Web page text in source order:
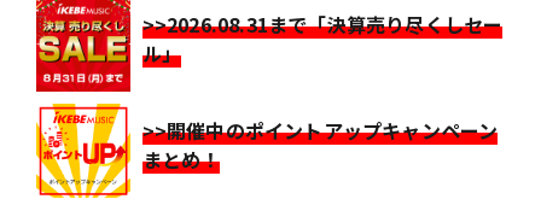
>>2026.08.31まで「決算売り尽くしセー
ル」
>>開催中のポイントアップキャンペーン
まとめ！